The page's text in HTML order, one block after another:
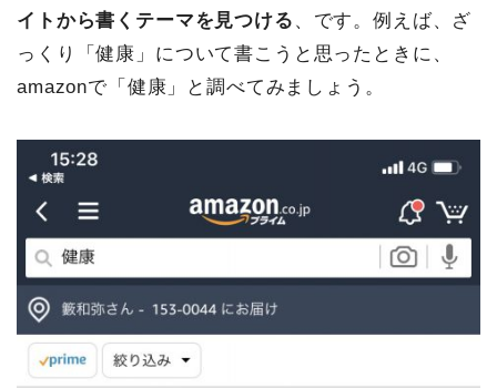
イトから書くテーマを見つける 、です。例えば、ざ
っくり「健康」について書こうと思ったときに、
amazonで「健康」と調べてみましょう。